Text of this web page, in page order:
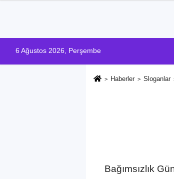
6 Ağustos 2026, Perşembe
Haberler Sloganlar
Bağımsızlık